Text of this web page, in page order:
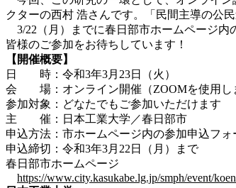
クターの西村 浩さんです。「民間主導の公
3/22（月）までに春日部市ホームページ内
皆様のご参加をお待ちしています！
【開催概要】
日 時：令和3年3月23日（火）
会 場：オンライン開催（ZOOMを使用し
参加対象：どなたでもご参加いただけます
主 催：日本工業大学／春日部市
申込方法：市ホームページ内の参加申込フ
申込締切：令和3年3月22日（月）まで
春日部市ホームページ
https://www.city.kasukabe.lg.jp/smph/event/